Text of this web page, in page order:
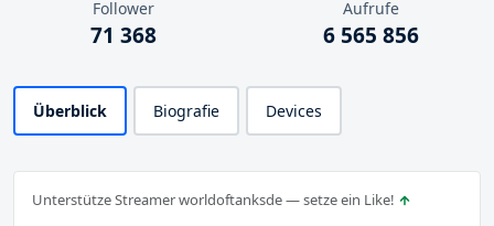
Follower
71 368
Aufrufe
6 565 856
Überblick Biografie Devices
Unterstütze Streamer worldoftanksde — setze ein Like!